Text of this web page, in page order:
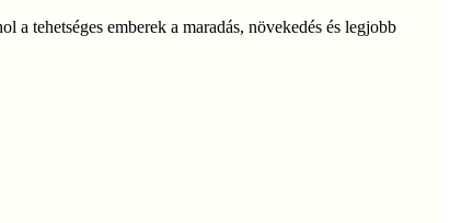
tehetséges emberek a maradás, növekedés és legjobb